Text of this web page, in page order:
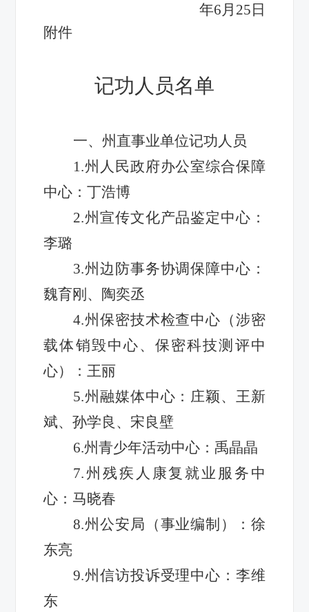
年6月25日
附件
记功人员名单
一、州直事业单位记功人员
1.州人民政府办公室综合保障
中心：丁浩博
2.州宣传文化产品鉴定中心：
李璐
3.州边防事务协调保障中心：
魏育刚、陶奕丞
4.州保密技术检查中心（涉密
载体销毁中心、保密科技测评中
心）：王丽
5.州融媒体中心：庄颖、王新
斌、孙学良、宋良壁
6.州青少年活动中心：禹晶晶
7.州残疾人康复就业服务中
心：马晓春
8.州公安局（事业编制）：徐
东亮
9.州信访投诉受理中心：李维
东